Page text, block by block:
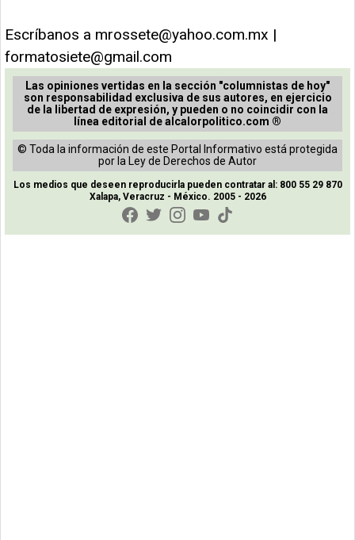
Escríbanos a mrossete@yahoo.com.mx |
formatosiete@gmail.com
Las opiniones vertidas en la sección "columnistas de hoy"
son responsabilidad exclusiva de sus autores, en ejercicio
de la libertad de expresión, y pueden o no coincidir con la
línea editorial de alcalorpolitico.com ®
© Toda la información de este Portal Informativo está protegida
por la Ley de Derechos de Autor
Los medios que deseen reproducirla pueden contratar al: 800 55 29 870
Xalapa, Veracruz - México. 2005 - 2026